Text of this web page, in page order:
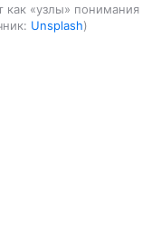
«узлы»
Unsplash